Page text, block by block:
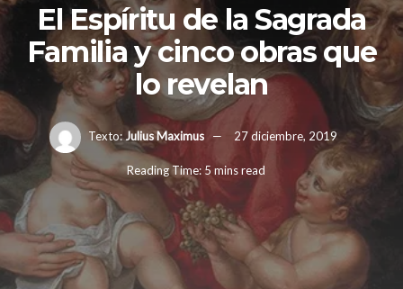
El Espíritu de la Sagrada
Familia y cinco obras que
lo revelan
Texto: Julius Maximus 27 diciembre, 2019
Reading Time: 5 mins read